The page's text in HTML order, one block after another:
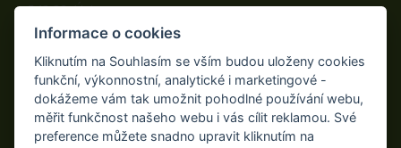
542 32, Úpice
Telefon: +420 498 100 050
Fax: +420 498 100 051
E-mail:info@ama-zahrada.cz
Web:www.ama-zahrada.cz
Informace o cookies
Kliknutím na Souhlasím se vším budou uloženy cookies
funkční, výkonnostní, analytické i marketingové -
dokážeme vám tak umožnit pohodlné používání webu,
měřit funkčnost našeho webu i vás cílit reklamou. Své
preference můžete snadno upravit kliknutím na